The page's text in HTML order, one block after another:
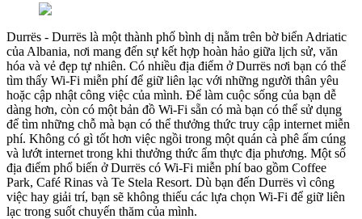
Durrës - Durrës là một thành phố bình dị nằm trên bờ biển Adriatic
của Albania, nơi mang đến sự kết hợp hoàn hảo giữa lịch sử, văn
hóa và vẻ đẹp tự nhiên. Có nhiều địa điểm ở Durrës nơi bạn có thể
tìm thấy Wi-Fi miễn phí để giữ liên lạc với những người thân yêu
hoặc cập nhật công việc của mình. Để làm cuộc sống của bạn dễ
dàng hơn, còn có một bản đồ Wi-Fi sẵn có mà bạn có thể sử dụng
để tìm những chỗ mà bạn có thể thưởng thức truy cập internet miễn
phí. Không có gì tốt hơn việc ngồi trong một quán cà phê ấm cúng
và lướt internet trong khi thưởng thức ẩm thực địa phương. Một số
địa điểm phổ biến ở Durrës có Wi-Fi miễn phí bao gồm Coffee
Park, Café Rinas và Te Stela Resort. Dù bạn đến Durrës vì công
việc hay giải trí, bạn sẽ không thiếu các lựa chọn Wi-Fi để giữ liên
lạc trong suốt chuyến thăm của mình.